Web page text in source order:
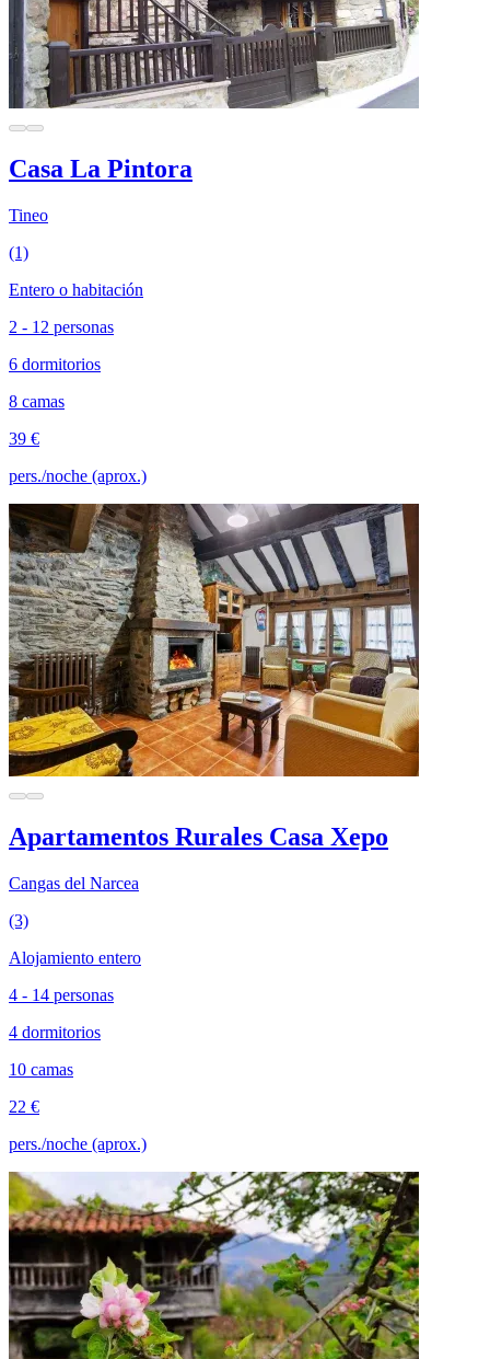
Casa La Pintora
Tineo
(1)
Entero o habitación
2 - 12 personas
6 dormitorios
8 camas
39 €
pers./noche (aprox.)
Apartamentos Rurales Casa Xepo
Cangas del Narcea
(3)
Alojamiento entero
4 - 14 personas
4 dormitorios
10 camas
22 €
pers./noche (aprox.)